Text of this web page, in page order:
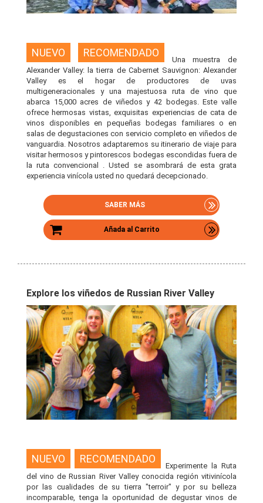
NUEVO RECOMENDADO
Una muestra de
Alexander Valley: la tierra de Cabernet Sauvignon: Alexander
Valley es el hogar de productores de uvas
multigeneracionales y una majestuosa ruta de vino que
abarca 15,000 acres de viñedos y 42 bodegas. Este valle
ofrece hermosas vistas, exquisitas experiencias de cata de
vinos disponibles en pequeñas bodegas familiares o en
salas de degustaciones con servicio completo en viñedos de
vanguardia. Nosotros adaptaremos su itinerario de viaje para
visitar hermosos y pintorescos bodegas escondidas fuera de
la ruta convencional . Usted se asombrará de esta grata
experiencia vinícola usted no quedará decepcionado.
SABER MÁS
Añada al Carrito
Explore los viñedos de Russian River Valley
NUEVO RECOMENDADO
Experimente la Ruta
del vino de Russian River Valley conocida región vitivinícola
por las cualidades de su tierra "terroir" y por su belleza
incomparable, tenga la oportunidad de degustar vinos de